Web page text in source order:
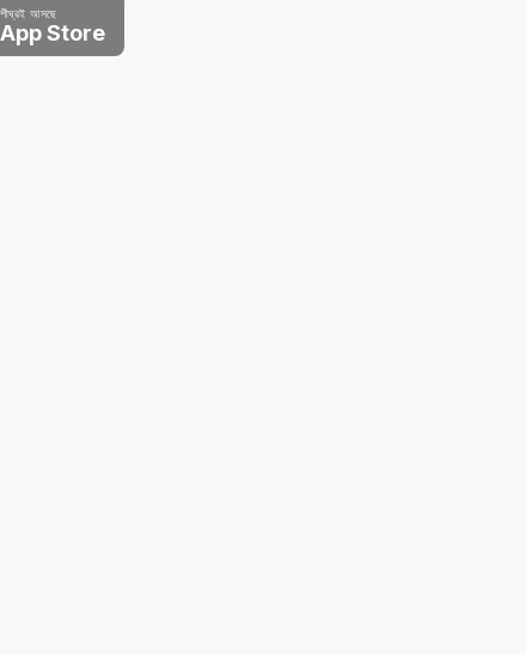
শীঘ্রই আসছে
App Store